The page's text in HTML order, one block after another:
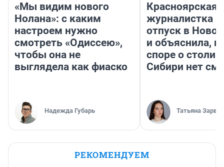
«Мы видим нового
Нолана»: с каким
настроем нужно
смотреть «Одиссею»,
чтобы она не
выглядела как фиаско
Надежда Губарь
Красноярская
журналистка
отпуск в
и объяснила,
споре о
Сибири нет
Татьяна Зарва
РЕКОМЕНДУЕМ